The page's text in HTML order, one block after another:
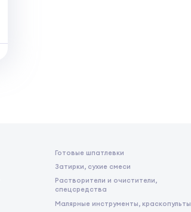
Готовые шпатлевки
Затирки, сухие смеси
Растворители и очистители,
спецсредства
Малярные инструменты, краскопульты